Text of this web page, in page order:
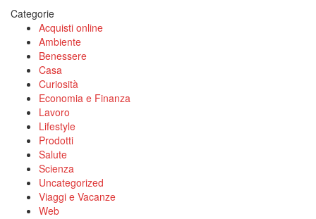
Categorie
Acquisti online
Ambiente
Benessere
Casa
Curiosità
Economia e Finanza
Lavoro
Lifestyle
Prodotti
Salute
Scienza
Uncategorized
Viaggi e Vacanze
Web